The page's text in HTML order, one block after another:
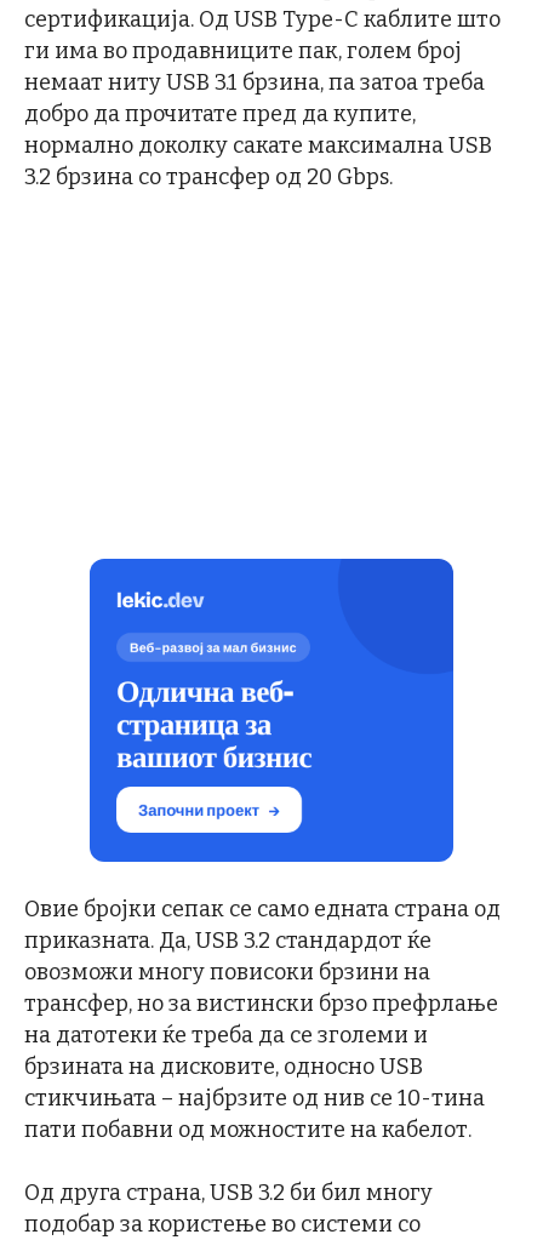
сертификација. Од USB Type-C каблите што
ги има во продавниците пак, голем број
немаат ниту USB 3.1 брзина, па затоа треба
добро да прочитате пред да купите,
нормално доколку сакате максимална USB
3.2 брзина со трансфер од 20 Gbps.
Овие бројки сепак се само едната страна од
приказната. Да, USB 3.2 стандардот ќе
овозможи многу повисоки брзини на
трансфер, но за вистински брзо префрлање
на датотеки ќе треба да се зголеми и
брзината на дисковите, односно USB
стикчињата – најбрзите од нив се 10-тина
пати побавни од можностите на кабелот.
Од друга страна, USB 3.2 би бил многу
подобар за користење во системи со